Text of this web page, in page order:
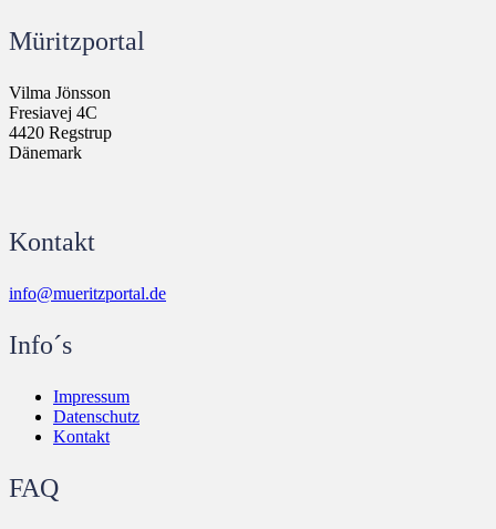
Müritzportal
Vilma Jönsson
Fresiavej 4C
4420 Regstrup
Dänemark
Kontakt
info@mueritzportal.de
Info´s
Impressum
Datenschutz
Kontakt
FAQ